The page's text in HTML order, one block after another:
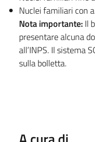
Nuclei familiari con
Nota importante:Il
presentare alcuna
all’INPS. Il sistema
sulla bolletta.